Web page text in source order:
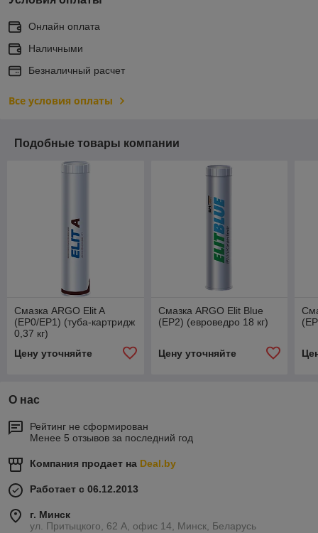
Онлайн оплата
Наличными
Безналичный расчет
Все условия оплаты
Подобные товары компании
Смазка ARGO Elit A
(EP0/EP1) (туба-картридж
0,37 кг)
Цену уточняйте
Смазка ARGO Elit Blue
(EP2) (евроведро 18 кг)
Цену уточняйте
О нас
Рейтинг не сформирован
Менее 5 отзывов за последний год
Компания продает на Deal.by
Работает с 06.12.2013
г. Минск
ул. Притыцкого, 62 А, офис 14, Минск, Беларусь